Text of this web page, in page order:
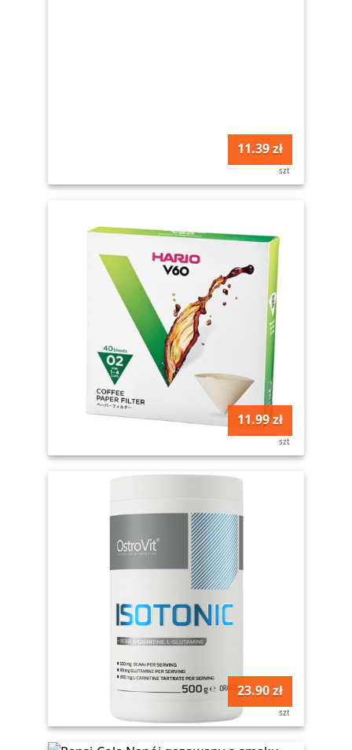
11.39 zł
szt
11.99 zł
szt
23.90 zł
szt